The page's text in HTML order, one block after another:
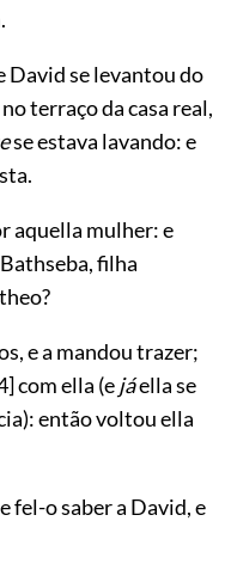
David se levantou do
terraço da casa real,
se estava lavando: e
aquella mulher: e
filha
e a mandou trazer;
com ella (ejáella se
então voltou ella
fel-o saber a David, e